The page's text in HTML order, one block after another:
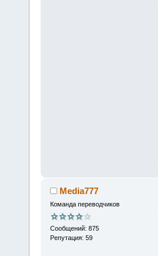
Media777
Команда переводчиков
Сообщений: 875
Репутация: 59